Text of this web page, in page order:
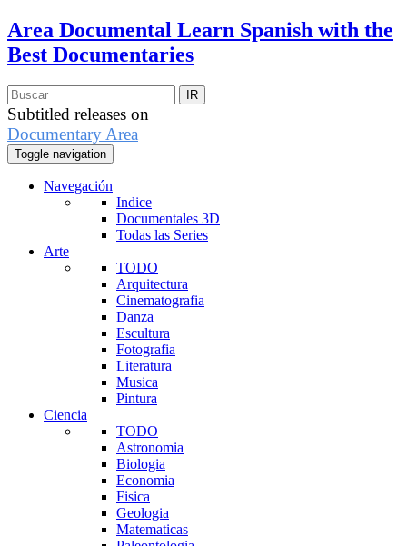
Area Documental Learn Spanish with the
Best Documentaries
Subtitled releases on
Documentary Area
Toggle navigation
Navegación
Indice
Documentales 3D
Todas las Series
Arte
TODO
Arquitectura
Cinematografia
Danza
Escultura
Fotografia
Literatura
Musica
Pintura
Ciencia
TODO
Astronomia
Biologia
Economia
Fisica
Geologia
Matematicas